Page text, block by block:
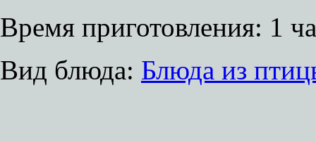
Время приготовления: 1
Вид блюда: Блюда из